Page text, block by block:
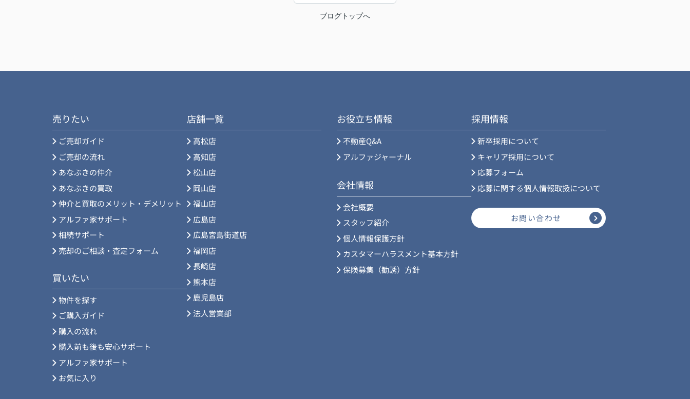
ブログトップへ
売りたい
ご売却ガイド
ご売却の流れ
あなぶきの仲介
あなぶきの買取
仲介と買取のメリット・デメリット
アルファ家サポート
相続サポート
売却のご相談・査定フォーム
買いたい
物件を探す
ご購入ガイド
購入の流れ
購入前も後も安心サポート
アルファ家サポート
お気に入り
店舗一覧
高松店
高知店
松山店
岡山店
福山店
広島店
広島宮島街道店
福岡店
長崎店
熊本店
鹿児島店
法人営業部
お役立ち情報
不動産Q&A
アルファジャーナル
会社情報
会社概要
スタッフ紹介
個人情報保護方針
カスタマーハラスメント基本方針
保険募集（勧誘）方針
採用情報
新卒採用について
キャリア採用について
応募フォーム
応募に関する個人情報取扱について
お問い合わせ